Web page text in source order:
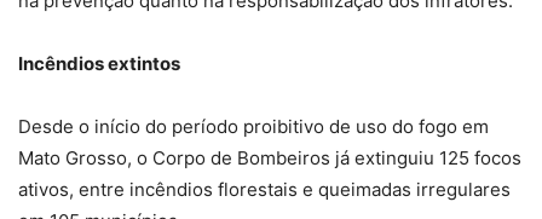
Incêndios extintos
Desde o início do período proibitivo de uso do fogo em
Mato Grosso, o Corpo de Bombeiros já extinguiu 125 focos
ativos, entre incêndios florestais e queimadas irregulares